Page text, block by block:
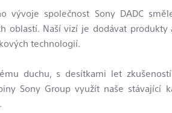
vývoje společnost Sony DADC
oblastí. Naší vizí je dodávat
technologií.
duchu, s desítkami let
Sony Group využít naše stávající